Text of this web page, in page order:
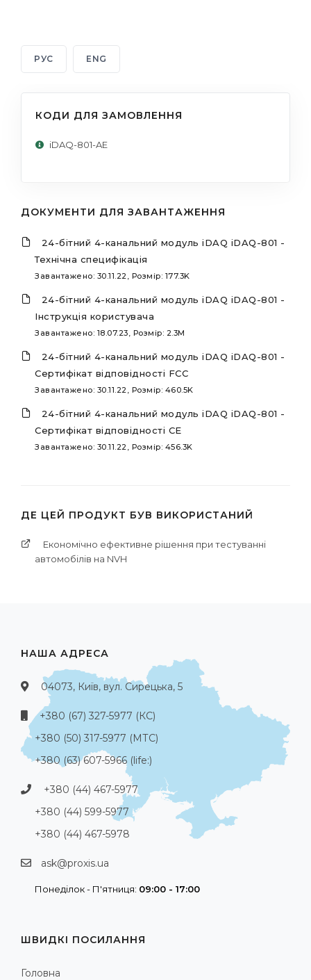
РУС ENG
КОДИ ДЛЯ ЗАМОВЛЕННЯ
iDAQ-801-AE
ДОКУМЕНТИ ДЛЯ ЗАВАНТАЖЕННЯ
24-бітний 4-канальний модуль iDAQ iDAQ-801 -
Технічна специфікація
Завантажено: 30.11.22, Розмір: 177.3K
24-бітний 4-канальний модуль iDAQ iDAQ-801 -
Інструкція користувача
Завантажено: 18.07.23, Розмір: 2.3M
24-бітний 4-канальний модуль iDAQ iDAQ-801 -
Сертифікат відповідності FCC
Завантажено: 30.11.22, Розмір: 460.5K
24-бітний 4-канальний модуль iDAQ iDAQ-801 -
Сертифікат відповідності CE
Завантажено: 30.11.22, Розмір: 456.3K
ДЕ ЦЕЙ ПРОДУКТ БУВ ВИКОРИСТАНИЙ
Економічно ефективне рішення при тестуванні
автомобілів на NVH
НАША АДРЕСА
04073, Київ, вул. Сирецька, 5
+380 (67) 327-5977 (КС)
+380 (50) 317-5977 (МТС)
+380 (63) 607-5966 (life:)
+380 (44) 467-5977
+380 (44) 599-5977
+380 (44) 467-5978
ask@proxis.ua
Понеділок - П'ятниця: 09:00 - 17:00
ШВИДКІ ПОСИЛАННЯ
Головна